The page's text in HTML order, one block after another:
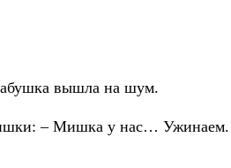
вышла на шум.
– Мишка у нас… Ужинаем.